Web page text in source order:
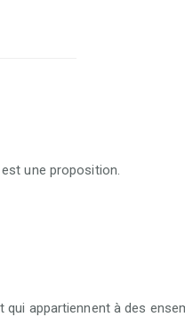
une proposition.
qui appartiennent à des